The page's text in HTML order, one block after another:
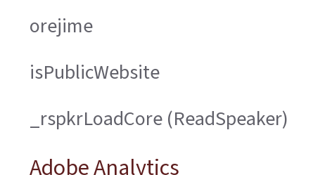
orejime
isPublicWebsite
_rspkrLoadCore (ReadSpeaker)
Adobe Analytics